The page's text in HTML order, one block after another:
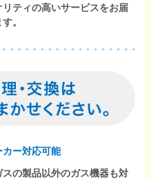
リティの高いサービスをお届
。
カー対応可能
スの製品以外のガス機器も対